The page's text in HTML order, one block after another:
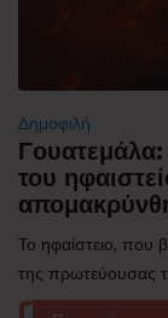
Δημοφιλή
του
Το ηφαίστειο, που
της πρωτεύουσας